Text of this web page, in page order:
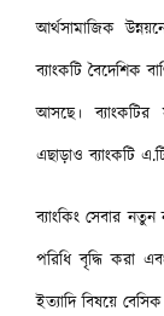
আর্থসামাজিক
ব্যাংকটি বৈদেশিক
আসছে।
এছাড়াও ব্যাংকটি
ব্যাংকিং সেবার
পরিধি বৃদ্ধি করা
ইত্যাদি বিষয়ে